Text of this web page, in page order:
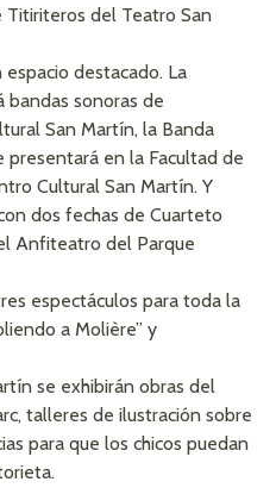
Titiriteros del Teatro San
destacado. La
sonoras de
San Martín, la Banda
presentará en la Facultad de
Cultural San Martín. Y
dos fechas de Cuarteto
Anfiteatro del Parque
espectáculos para toda la
a Molière” y
se exhibirán obras del
talleres de ilustración sobre
para que los chicos puedan